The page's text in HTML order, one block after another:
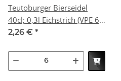
Teutoburger Bierseidel
40cl; 0,3l Eichstrich (VPE 6
St.)
2,26 € *